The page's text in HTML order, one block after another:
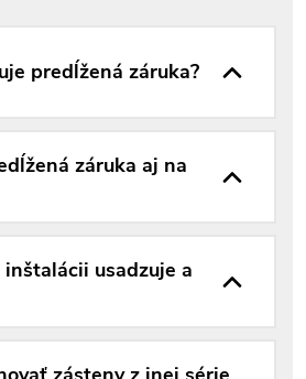
predĺžená záruka?
záruka aj na
usadzuje a